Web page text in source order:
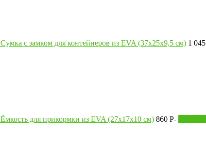
Сумка с замком для контейнеров из EVA (37х25х9,5 см) 1 045
Ёмкость для прикормки из EVA (27х17х10 см) 860 P-